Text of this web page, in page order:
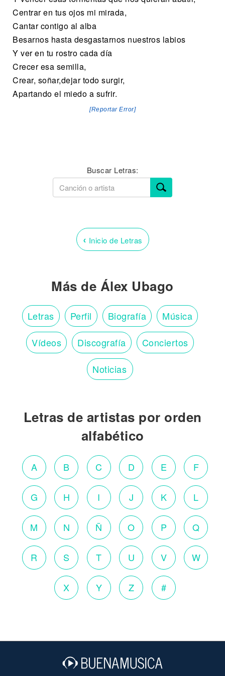
Centrar en tus ojos mi mirada,
Cantar contigo al alba
Besarnos hasta desgastarnos nuestros labios
Y ver en tu rostro cada día
Crecer esa semilla,
Crear, soñar,dejar todo surgir,
Apartando el miedo a sufrir.
[Reportar Error]
Buscar Letras:
‹ Inicio de Letras
Más de Álex Ubago
Letras Perfil Biografía Música
Vídeos Discografía Conciertos
Noticias
Letras de artistas por orden
alfabético
A B C D E F
G H I J K L
M N Ñ O P Q
R S T U V W
X Y Z #